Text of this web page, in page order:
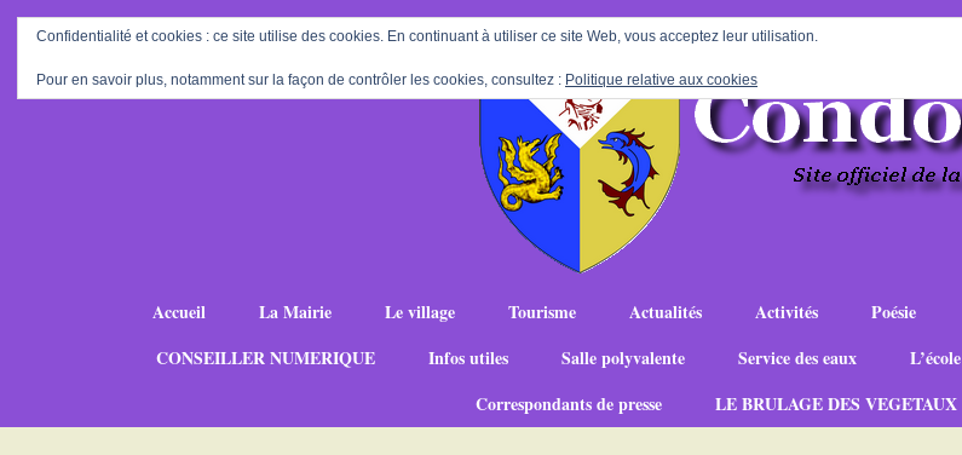
Accueil La Mairie Le village Tourisme Actualités Activités Poésie
CONSEILLER NUMERIQUE
Infos utiles Salle polyvalente Service des eaux L’école
Correspondants de presse
LE BRULAGE DES VEGETAUX
Confidentialité et cookies : ce site utilise des cookies. En continuant à utiliser ce site Web, vous acceptez leur utilisation.
Pour en savoir plus, notamment sur la façon de contrôler les cookies, consultez : Politique relative aux cookies